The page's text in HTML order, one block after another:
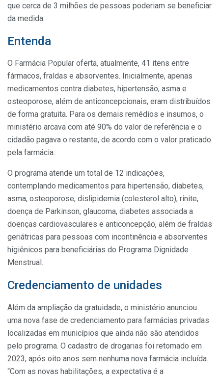
que cerca de 3 milhões de pessoas poderiam se beneficiar
da medida.
Entenda
O Farmácia Popular oferta, atualmente, 41 itens entre
fármacos, fraldas e absorventes. Inicialmente, apenas
medicamentos contra diabetes, hipertensão, asma e
osteoporose, além de anticoncepcionais, eram distribuídos
de forma gratuita. Para os demais remédios e insumos, o
ministério arcava com até 90% do valor de referência e o
cidadão pagava o restante, de acordo com o valor praticado
pela farmácia.
O programa atende um total de 12 indicações,
contemplando medicamentos para hipertensão, diabetes,
asma, osteoporose, dislipidemia (colesterol alto), rinite,
doença de Parkinson, glaucoma, diabetes associada a
doenças cardiovasculares e anticoncepção, além de fraldas
geriátricas para pessoas com incontinência e absorventes
higiênicos para beneficiárias do Programa Dignidade
Menstrual.
Credenciamento de unidades
Além da ampliação da gratuidade, o ministério anunciou
uma nova fase de credenciamento para farmácias privadas
localizadas em municípios que ainda não são atendidos
pelo programa. O cadastro de drogarias foi retomado em
2023, após oito anos sem nenhuma nova farmácia incluída.
“Com as novas habilitações, a expectativa é a